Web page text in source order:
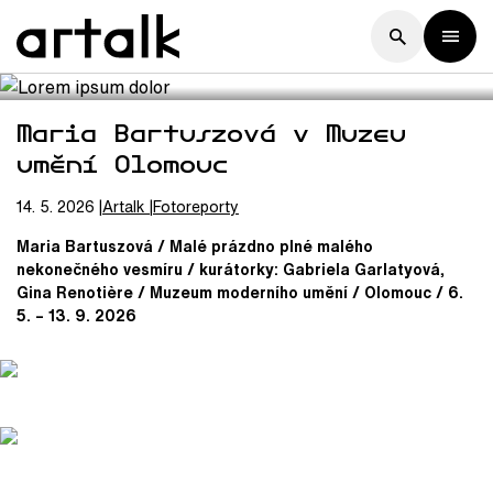
Maria Bartuszová v Muzeu
umění Olomouc
14. 5. 2026 Artalk Fotoreporty
Maria Bartuszová / Malé prázdno plné malého
nekonečného vesmíru / kurátorky: Gabriela Garlatyová,
Gina Renotière / Muzeum moderního umění / Olomouc / 6.
5. – 13. 9. 2026